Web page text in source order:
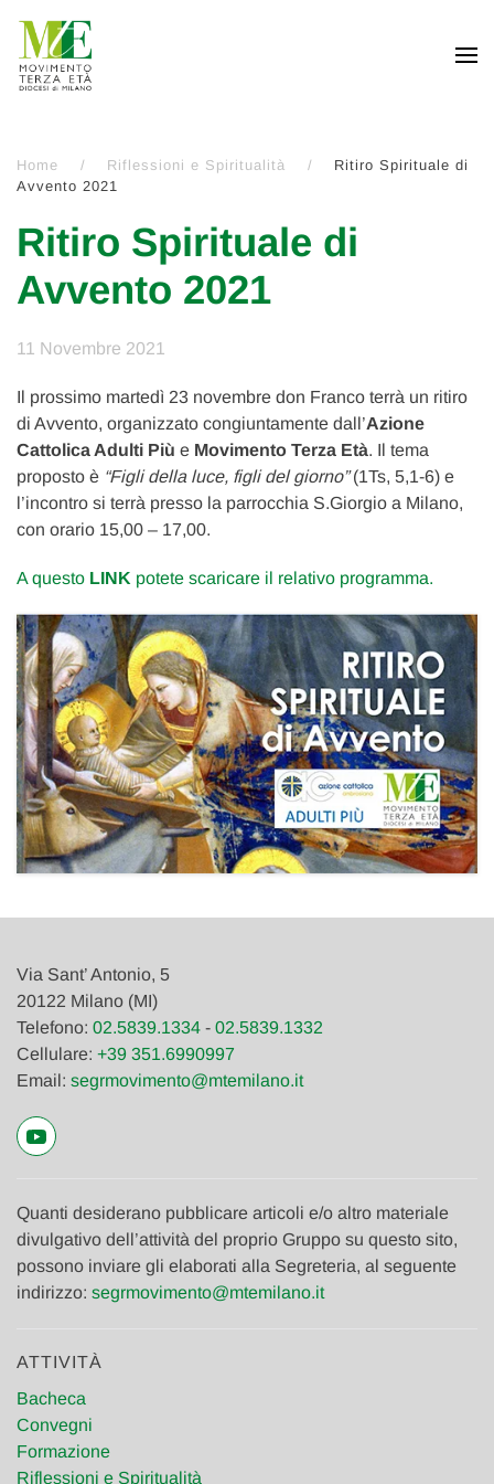
Passa al contenuto principale
Home Riflessioni e Spiritualità
Ritiro Spirituale di
Avvento 2021
Ritiro Spirituale di
Avvento 2021
11 Novembre 2021
Il prossimo martedì 23 novembre don Franco terrà un ritiro
di Avvento, organizzato congiuntamente dall’Azione
Cattolica Adulti Più e Movimento Terza Età. Il tema
proposto è “Figli della luce, figli del giorno”(1Ts, 5,1-6) e
l’incontro si terrà presso la parrocchia S.Giorgio a Milano,
con orario 15,00 – 17,00.
A questo LINK potete scaricare il relativo programma.
Via Sant’ Antonio, 5
20122 Milano (MI)
Telefono: 02.5839.1334 - 02.5839.1332
Cellulare: +39 351.6990997
Email: segrmovimento@mtemilano.it
Quanti desiderano pubblicare articoli e/o altro materiale
divulgativo dell’attività del proprio Gruppo su questo sito,
possono inviare gli elaborati alla Segreteria, al seguente
indirizzo: segrmovimento@mtemilano.it
ATTIVITÀ
Bacheca
Convegni
Formazione
Riflessioni e Spiritualità